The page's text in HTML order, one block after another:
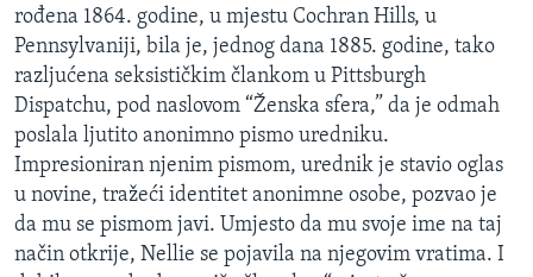
rođena 1864. godine, u mjestu Cochran Hills, u
Pennsylvaniji, bila je, jednog dana 1885. godine, tako
razljućena seksističkim člankom u Pittsburgh
Dispatchu, pod naslovom “Ženska sfera,” da je odmah
poslala ljutito anonimno pismo uredniku.
Impresioniran njenim pismom, urednik je stavio oglas
u novine, tražeći identitet anonimne osobe, pozvao je
da mu se pismom javi. Umjesto da mu svoje ime na taj
način otkrije, Nellie se pojavila na njegovim vratima. I